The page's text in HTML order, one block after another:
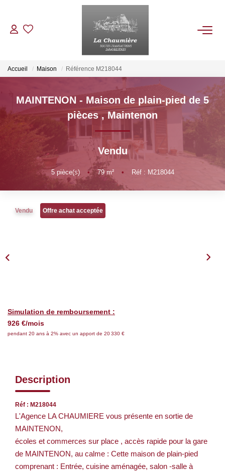
ACHETER
LOUER
NOS BIENS VENDUS
NOTRE AGENCE
Qui Sommes Nous
Accueil Maison Référence M218044
MAINTENON - Maison de plain-pied de 5
pièces,Maintenon
Vendu
5pièce(s) • 79m² • Réf : M218044
Vendu Offre achat acceptée
Simulation de remboursement :
926 €/mois
pendant 20 ans à 2% avec un apport de 20 330 €
Description
Réf : M218044
L'Agence LA CHAUMIERE vous présente en sortie de
MAINTENON,
écoles et commerces sur place , accès rapide pour la gare
de MAINTENON, au calme : Cette maison de plain-pied
comprenant : Entrée, cuisine aménagée, salon -salle à